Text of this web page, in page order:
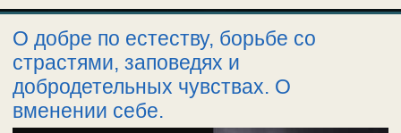
О добре по естеству, борьбе со
страстями, заповедях и
добродетельных чувствах. О
вменении себе.